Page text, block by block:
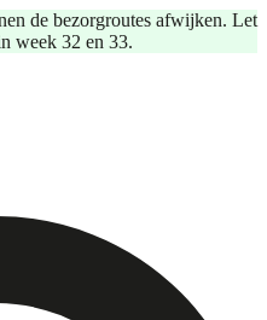
de bezorgroutes afwijken. Let
week 32 en 33.